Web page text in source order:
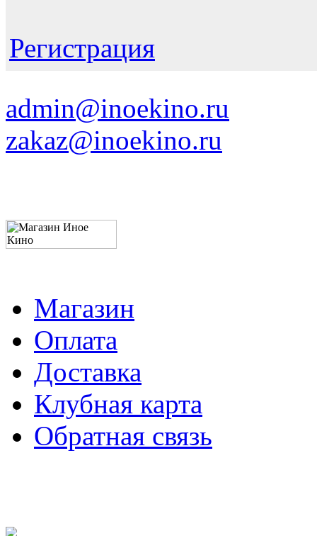
Регистрация
admin@inoekino.ru
zakaz@inoekino.ru
Магазин
Оплата
Доставка
Клубная карта
Обратная связь